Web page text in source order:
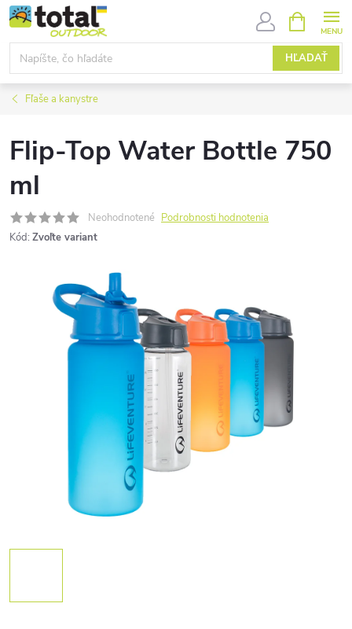
Prejsť
na
obsah
HĽADAŤ
KOŠÍK
Fľaše a kanystre
Flip-Top Water Bottle 750
ml
Neohodnotené Podrobnosti hodnotenia
Kód: Zvoľte variant